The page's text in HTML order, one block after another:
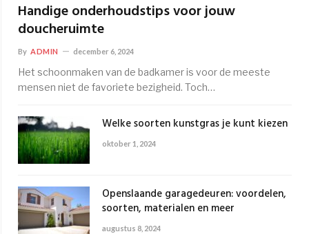
Handige onderhoudstips voor jouw
doucheruimte
By ADMIN december 6, 2024
Het schoonmaken van de badkamer is voor de meeste
mensen niet de favoriete bezigheid. Toch…
Welke soorten kunstgras je kunt kiezen
oktober 1, 2024
Openslaande garagedeuren: voordelen,
soorten, materialen en meer
augustus 8, 2024